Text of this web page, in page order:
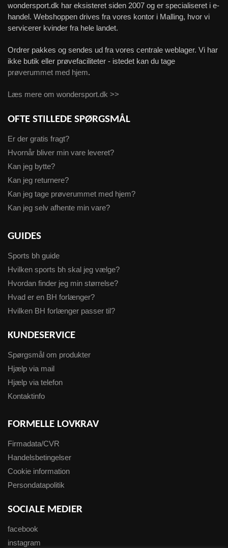
wondersport.dk har eksisteret siden 2007 og er specialiseret i e-
handel. Webshoppen drives fra vores kontor i Malling, hvor vi
servicerer kvinder fra hele landet.
Ordrer pakkes og sendes ud fra vores centrale weblager. Vi har
ikke butik eller prøvefaciliteter - istedet kan du tage
prøverummet med hjem.
Læs mere om wondersport.dk >>
OFTE STILLEDE SPØRGSMÅL
Er der gratis fragt?
Hvornår bliver min vare leveret?
Kan jeg bytte?
Kan jeg returnere?
Kan jeg tage prøverummet med hjem?
Kan jeg selv afhente min vare?
GUIDES
Sports bh guide
Hvilken sports bh skal jeg vælge?
Hvordan finder jeg min størrelse?
Hvad er en BH forlænger?
Hvilken BH forlænger passer til?
KUNDESERVICE
Spørgsmål om produkter
Hjælp via mail
Hjælp via telefon
Kontaktinfo
FORMELLE LOVKRAV
Firmadata/CVR
Handelsbetingelser
Cookie information
Persondatapolitik
SOCIALE MEDIER
facebook
instagram